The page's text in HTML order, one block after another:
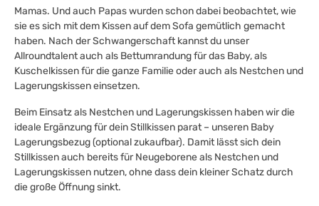
Mamas. Und auch Papas wurden schon dabei beobachtet, wie
sie es sich mit dem Kissen auf dem Sofa gemütlich gemacht
haben. Nach der Schwangerschaft kannst du unser
Allroundtalent auch als Bettumrandung für das Baby, als
Kuschelkissen für die ganze Familie oder auch als Nestchen und
Lagerungskissen einsetzen.
Beim Einsatz als Nestchen und Lagerungskissen haben wir die
ideale Ergänzung für dein Stillkissen parat – unseren Baby
Lagerungsbezug (optional zukaufbar). Damit lässt sich dein
Stillkissen auch bereits für Neugeborene als Nestchen und
Lagerungskissen nutzen, ohne dass dein kleiner Schatz durch
die große Öffnung sinkt.